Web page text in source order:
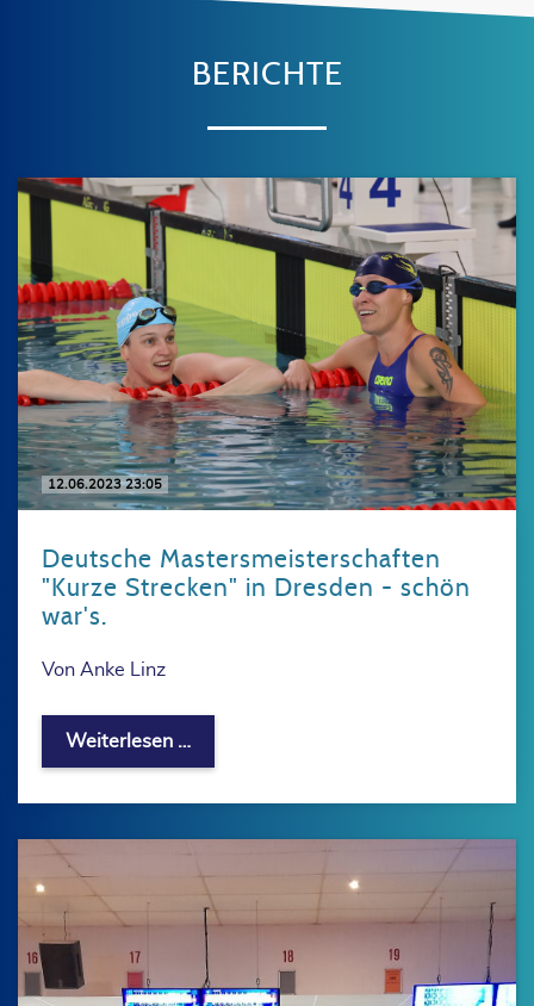
BERICHTE
12.06.2023 23:05
Deutsche Mastersmeisterschaften
"Kurze Strecken" in Dresden - schön
war's.
Von Anke Linz
Weiterlesen …